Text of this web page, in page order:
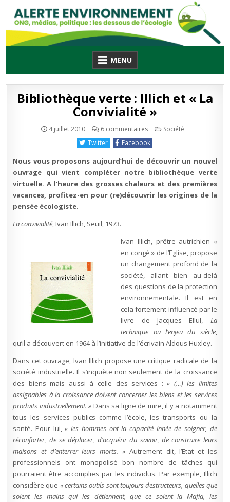
content
MENU
Bibliothèque verte : Illich et « La
Convivialité »
4 juillet 2010 6 commentairessur
verte
:
et
« La
Convivialité »
Publié
Société
Twitter
Facebook
Nous vous proposons aujourd’hui de découvrir un nouvel
ouvrage qui vient compléter notre bibliothèque verte
virtuelle. A l’heure des grosses chaleurs et des premières
vacances, profitez-en pour (re)découvrir les origines de la
pensée écologiste.
La convivialité, Ivan Illich, Seuil, 1973.
Ivan Illich, prêtre autrichien «
en congé » de l’Eglise, propose
un changement profond de la
société, allant bien au-delà
des questions de la protection
environnementale. Il est en
cela fortement influencé par le
livre de Jacques Ellul, La
technique ou l’enjeu du siècle,
qu’il a découvert en 1964 à l’initiative de l’écrivain Aldous Huxley.
Dans cet ouvrage, Ivan Illich propose une critique radicale de la
société industrielle. Il s’inquiète non seulement de la croissance
des biens mais aussi à celle des services :« (…) les limites
assignables à la croissance doivent concerner les biens et les services
produits industriellement. » Dans sa ligne de mire, il y a notamment
tous les services publics comme l’école, les transports ou la
santé. Pour lui,« les hommes ont la capacité innée de soigner, de
réconforter, de se déplacer, d’acquérir du savoir, de construire leurs
maisons et d’enterrer leurs morts. » Autrement dit, l’Etat et les
professionnels ont monopolisé bon nombre de tâches qui
pourraient être accomplies par les individus. Par exemple, Illich
considère que « certains outils sont toujours destructeurs, quelles que
soient les mains qui les détiennent, que ce soient la Mafia, les